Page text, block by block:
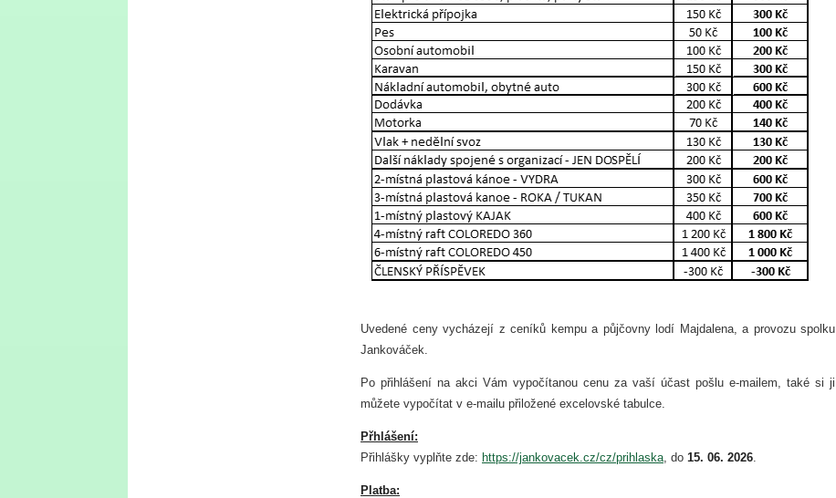
Uvedené ceny vycházejí z ceníků kempu a půjčovny lodí Majdalena, a provozu spolku
Jankováček.
Po přihlášení na akci Vám vypočítanou cenu za vaší účast pošlu e-mailem, také si ji
můžete vypočítat v e-mailu přiložené excelovské tabulce.
Přhlášení:
Přihlášky vyplňte zde: https://jankovacek.cz/cz/prihlaska, do 15. 06. 2026.
Platba: